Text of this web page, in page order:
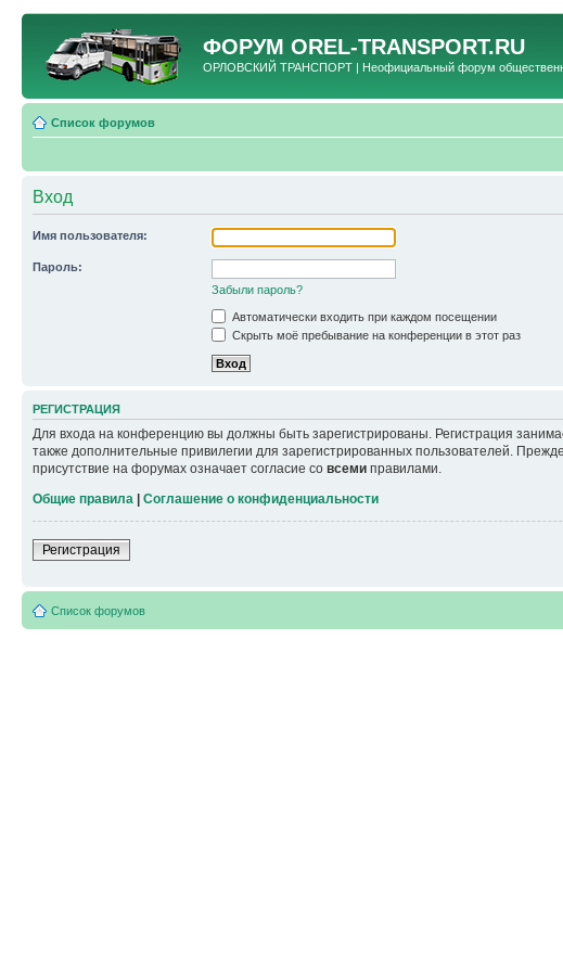
ФОРУМ OREL-TRANSPORT.RU
ОРЛОВСКИЙ ТРАНСПОРТ | Неофициальный форум
Список форумов
Вход
Имя пользователя:
Пароль:
Забыли пароль?
Автоматически входить при каждом посещении
Скрыть моё пребывание на конференции в этот раз
РЕГИСТРАЦИЯ
Для входа на конференцию вы должны быть зарегистрированы. Регистрация
также дополнительные привилегии для зарегистрированных пользователей.
присутствие на форумах означает согласие со всеми правилами.
Общие правила
Соглашение о конфиденциальности
Регистрация
Список форумов